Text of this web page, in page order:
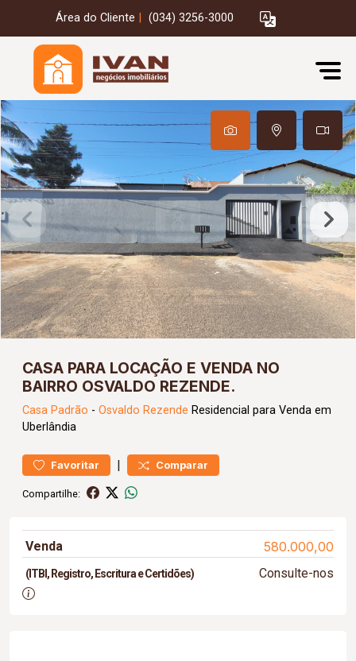
Área do Cliente (034) 3256-3000
CASA PARA LOCAÇÃO E VENDA NO
BAIRRO OSVALDO REZENDE.
Casa Padrão - Osvaldo Rezende Residencial para Venda em
Uberlândia
Favoritar | Comparar
Compartilhe:
Venda 580.000,00
(ITBI, Registro, Escritura e Certidões) Consulte-nos